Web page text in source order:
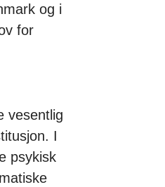
og i
for
vesentlig
I
psykisk